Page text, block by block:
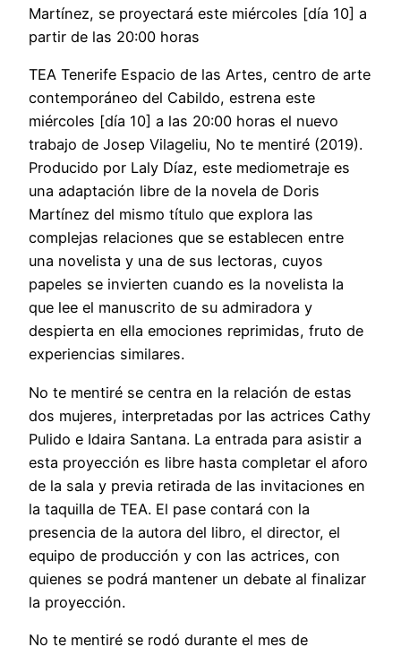
Martínez, se proyectará este miércoles [día 10] a
partir de las 20:00 horas
TEA Tenerife Espacio de las Artes, centro de arte
contemporáneo del Cabildo, estrena este
miércoles [día 10] a las 20:00 horas el nuevo
trabajo de Josep Vilageliu, No te mentiré (2019).
Producido por Laly Díaz, este mediometraje es
una adaptación libre de la novela de Doris
Martínez del mismo título que explora las
complejas relaciones que se establecen entre
una novelista y una de sus lectoras, cuyos
papeles se invierten cuando es la novelista la
que lee el manuscrito de su admiradora y
despierta en ella emociones reprimidas, fruto de
experiencias similares.
No te mentiré se centra en la relación de estas
dos mujeres, interpretadas por las actrices Cathy
Pulido e Idaira Santana. La entrada para asistir a
esta proyección es libre hasta completar el aforo
de la sala y previa retirada de las invitaciones en
la taquilla de TEA. El pase contará con la
presencia de la autora del libro, el director, el
equipo de producción y con las actrices, con
quienes se podrá mantener un debate al finalizar
la proyección.
No te mentiré se rodó durante el mes de